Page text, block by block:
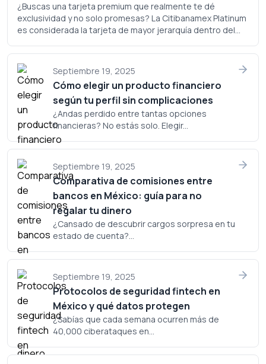
¿Buscas una tarjeta premium que realmente te dé
exclusividad y no solo promesas? La Citibanamex Platinum
es considerada la tarjeta de mayor jerarquía dentro del
costo? Analicemos a fondo si este plástico merece un
lugar en tu cartera.Septiembre 19, 2025
Cómo elegir un producto financiero
según tu perfil sin complicaciones
¿Andas perdido entre tantas opciones
financieras? No estás solo. Elegir...
Septiembre 19, 2025
Comparativa de comisiones entre
bancos en México: guía para no
regalar tu dinero
¿Cansado de descubrir cargos sorpresa en tu
estado de cuenta?...
Septiembre 19, 2025
Protocolos de seguridad fintech en
México y qué datos protegen
¿Sabías que cada semana ocurren más de
40,000 ciberataques en...